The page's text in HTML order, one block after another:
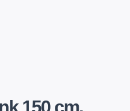
150 cm.